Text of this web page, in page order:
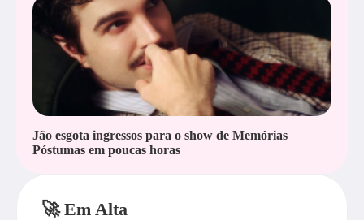
Jão esgota ingressos para o show de Memórias
Póstumas em poucas horas
🚀 Em Alta